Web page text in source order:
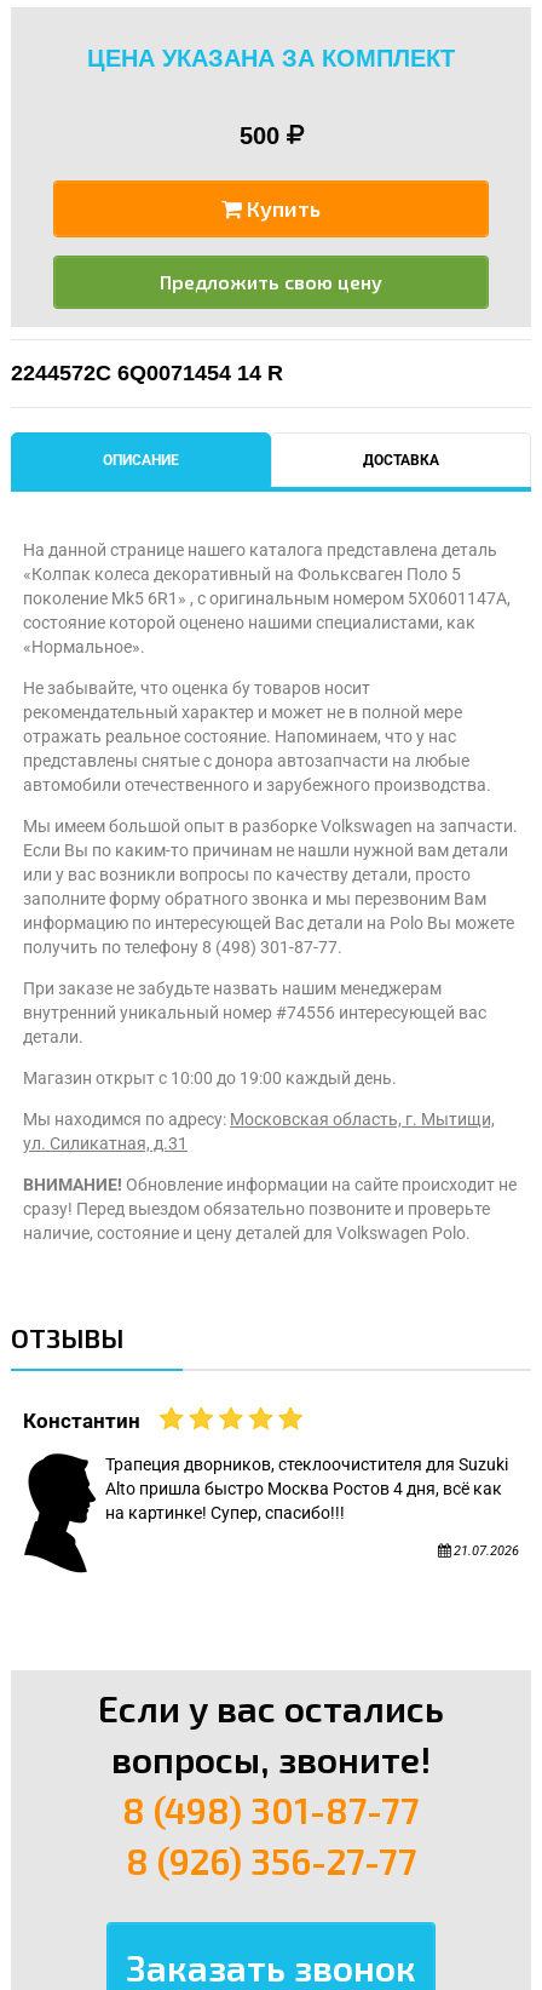
ЦЕНА УКАЗАНА ЗА КОМПЛЕКТ
500
Купить
Предложить свою цену
2244572C 6Q0071454 14 R
ОПИСАНИЕ ДОСТАВКА
На данной странице нашего каталога представлена деталь
«Колпак колеса декоративный на Фольксваген Поло 5
поколение Mk5 6R1» , с оригинальным номером 5X0601147A,
состояние которой оценено нашими специалистами, как
«Нормальное».
Не забывайте, что оценка бу товаров носит
рекомендательный характер и может не в полной мере
отражать реальное состояние. Напоминаем, что у нас
представлены снятые с донора автозапчасти на любые
автомобили отечественного и зарубежного производства.
Мы имеем большой опыт в разборке Volkswagen на запчасти.
Если Вы по каким-то причинам не нашли нужной вам детали
или у вас возникли вопросы по качеству детали, просто
заполните форму обратного звонка и мы перезвоним Вам
информацию по интересующей Вас детали на Polo Вы можете
получить по телефону 8 (498) 301-87-77.
При заказе не забудьте назвать нашим менеджерам
внутренний уникальный номер #74556 интересующей вас
детали.
Магазин открыт с 10:00 до 19:00 каждый день.
Мы находимся по адресу: Московская область, г. Мытищи,
ул. Силикатная, д.31
ВНИМАНИЕ! Обновление информации на сайте происходит не
сразу! Перед выездом обязательно позвоните и проверьте
наличие, состояние и цену деталей для Volkswagen Polo.
ОТЗЫВЫ
Константин
Трапеция дворников, стеклоочистителя для Suzuki
Alto пришла быстро Москва Ростов 4 дня, всё как
на картинке! Супер, спасибо!!!
21.07.2026
Если у вас остались
вопросы, звоните!
8 (498) 301-87-77
8 (926) 356-27-77